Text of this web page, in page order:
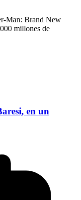
Man: Brand New
millones de
en un